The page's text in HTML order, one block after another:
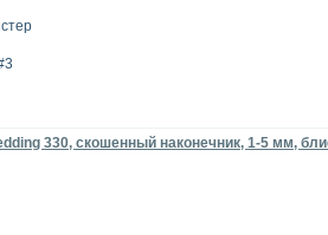
330, скошенный наконечник, 1-5 мм,